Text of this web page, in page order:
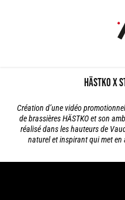
HÄSTKO x
Création d’une vidéo
de brassières HÄSTKO et son
réalisé dans les hauteurs de
naturel et inspirant qui met en